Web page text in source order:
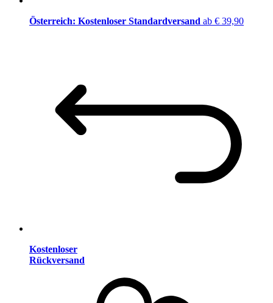
Österreich: Kostenloser Standardversand ab € 39,90
Kostenloser
Rückversand